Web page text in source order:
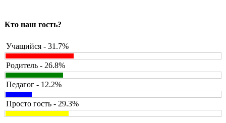
Кто наш гость?
Учащийся - 31.7%
Родитель - 26.8%
Педагог - 12.2%
Просто гость - 29.3%